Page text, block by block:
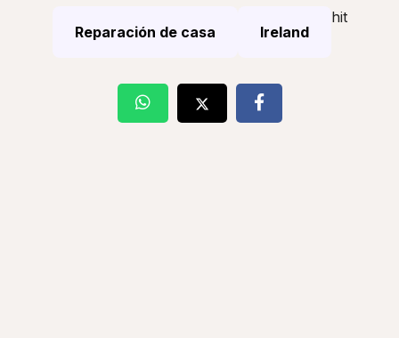
Reparación de casa Ireland
hit